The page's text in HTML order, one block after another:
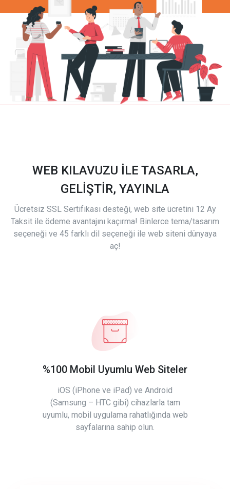
WEB KILAVUZU İLE TASARLA,
GELİŞTİR, YAYINLA
Ücretsiz SSL Sertifikası desteği, web site ücretini 12 Ay
Taksit ile ödeme avantajını kaçırma! Binlerce tema/tasarım
seçeneği ve 45 farklı dil seçeneği ile web siteni dünyaya
aç!
%100 Mobil Uyumlu Web Siteler
iOS (iPhone ve iPad) ve Android
(Samsung – HTC gibi) cihazlarla tam
uyumlu, mobil uygulama rahatlığında web
sayfalarına sahip olun.